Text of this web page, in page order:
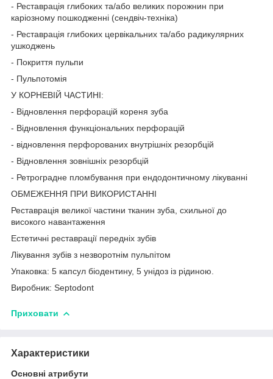
- Реставрація глибоких та/або великих порожнин при
каріозному пошкодженні (сендвіч-техніка)
- Реставрація глибоких цервікальних та/або радикулярних
ушкоджень
- Покриття пульпи
- Пульпотомія
У КОРНЕВІЙ ЧАСТИНІ:
- Відновлення перфорацій кореня зуба
- Відновлення функціональних перфорацій
- відновлення перфорованих внутрішніх резорбцій
- Відновлення зовнішніх резорбцій
- Ретроградне пломбування при ендодонтичному лікуванні
ОБМЕЖЕННЯ ПРИ ВИКОРИСТАННІ
Реставрація великої частини тканин зуба, схильної до
високого навантаження
Естетичні реставрації передніх зубів
Лікування зубів з незворотнім пульпітом
Упаковка: 5 капсул біодентину, 5 унідоз із рідиною.
Виробник: Septodont
Приховати
Характеристики
Основні атрибути